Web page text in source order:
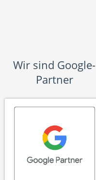
Wir sind Google-
Partner